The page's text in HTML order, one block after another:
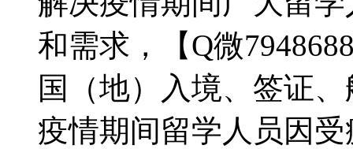
和需求，【Q微
国（地）入境、签证
疫情期间留学人员因